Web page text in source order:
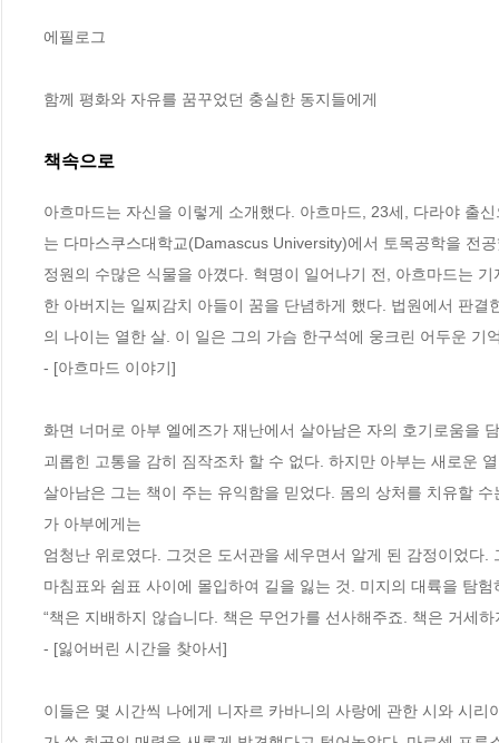
에필로그
함께 평화와 자유를 꿈꾸었던 충실한 동지들에게
책속으로
아흐마드는 자신을 이렇게 소개했다. 아흐마드, 23세, 다라야 출
는 다마스쿠스대학교(Damascus University)에서 토목공학을 전
정원의 수많은 식물을 아꼈다. 혁명이 일어나기 전, 아흐마드는
한 아버지는 일찌감치 아들이 꿈을 단념하게 했다. 법원에서 판결
의 나이는 열한 살. 이 일은 그의 가슴 한구석에 웅크린 어두운 기
- [아흐마드 이야기]
화면 너머로 아부 엘에즈가 재난에서 살아남은 자의 호기로움을
괴롭힌 고통을 감히 짐작조차 할 수 없다. 하지만 아부는 새로운
살아남은 그는 책이 주는 유익함을 믿었다. 몸의 상처를 치유할
가 아부에게는
엄청난 위로였다. 그것은 도서관을 세우면서 알게 된 감정이었다
마침표와 쉼표 사이에 몰입하여 길을 잃는 것. 미지의 대륙을 탐험
“책은 지배하지 않습니다. 책은 무언가를 선사해주죠. 책은 거세
- [잃어버린 시간을 찾아서]
이들은 몇 시간씩 나에게 니자르 카바니의 사랑에 관한 시와 시